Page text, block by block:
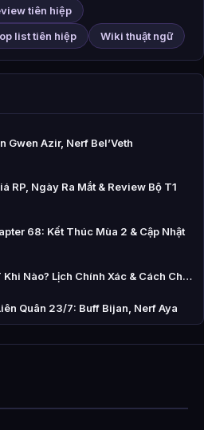
tiên hiệp
list tiên hiệp Wiki thuật ngữ
Gwen Azir, Nerf Bel’Veth
RP, Ngày Ra Mắt & Review Bộ T1
68: Kết Thúc Mùa 2 & Cập Nhật
Nào? Lịch Chính Xác & Cách Ch…
Quân 23/7: Buff Bijan, Nerf Aya